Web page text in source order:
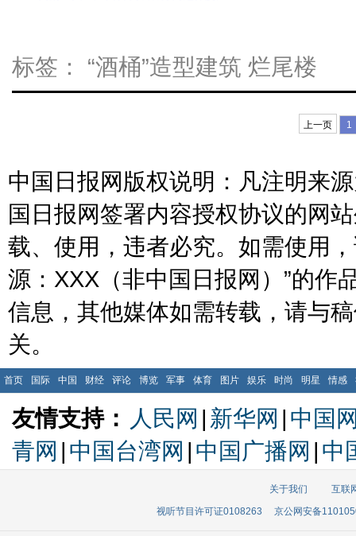
标签： “酒桶”造型建筑 烂尾楼
上一页 1
中国日报网版权说明：凡注明来
国日报网签署内容授权协议的网
载、使用，违者必究。如需使用
源：XXX（非中国日报网）”的作
信息，其他媒体如需转载，请与
关。
首页 国际 中国 财经 评论 博览 军事 体育 图片 娱乐 时尚 明星 情感
友情支持： 人民网 | 新华网 | 中国
青网 | 中国台湾网 | 中国广播网 | 中
关于我们
互联
视听节目许可证0108263
京公网安备